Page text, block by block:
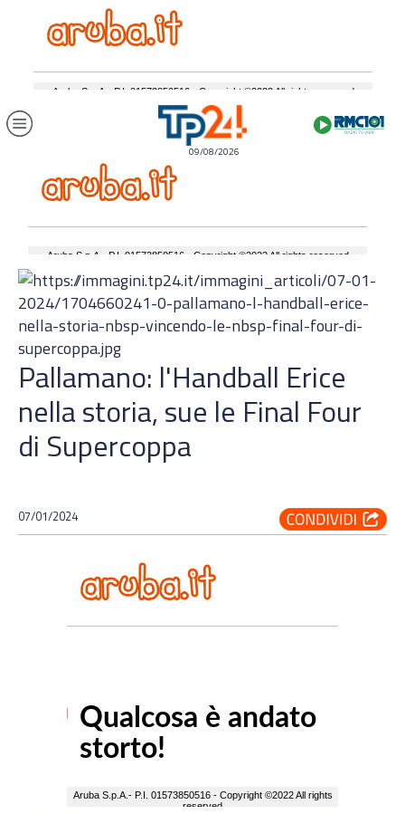
09/08/2026
Pallamano: l'Handball Erice
nella storia, sue le Final Four
di Supercoppa
07/01/2024